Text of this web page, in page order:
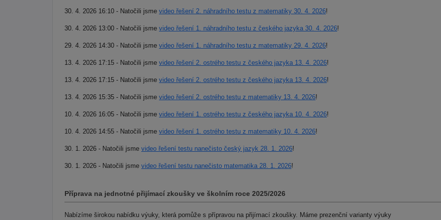
30. 4. 2026 16:10 - Natočili jsme video řešení 2. náhradního testu z matematiky 30. 4. 2026!
30. 4. 2026 13:00 - Natočili jsme video řešení 1. náhradního testu z českého jazyka 30. 4. 2026!
29. 4. 2026 14:30 - Natočili jsme video řešení 1. náhradního testu z matematiky 29. 4. 2026!
13. 4. 2026 17:15 - Natočili jsme video řešení 2. ostrého testu z českého jazyka 13. 4. 2026!
13. 4. 2026 17:15 - Natočili jsme video řešení 2. ostrého testu z českého jazyka 13. 4. 2026!
13. 4. 2026 15:35 - Natočili jsme video řešení 2. ostrého testu z matematiky 13. 4. 2026!
10. 4. 2026 16:05 - Natočili jsme video řešení 1. ostrého testu z českého jazyka 10. 4. 2026!
10. 4. 2026 14:55 - Natočili jsme video řešení 1. ostrého testu z matematiky 10. 4. 2026!
30. 1. 2026 - Natočili jsme video řešení testu nanečisto český jazyk 28. 1. 2026!
30. 1. 2026 - Natočili jsme video řešení testu nanečisto matematika 28. 1. 2026!
Příprava na jednotné přijímací zkoušky ve školním roce 2025/2026
Nabízíme širokou nabídku výuky, která pomůže s přípravou na přijímací zkoušky. Máme prezenční varianty výuky